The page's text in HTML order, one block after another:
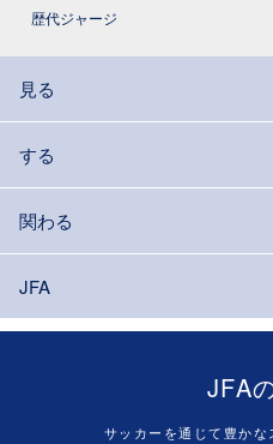
歴代ジャージ
見る
する
関わる
JFA
JFA
サッカーを通じて豊かな